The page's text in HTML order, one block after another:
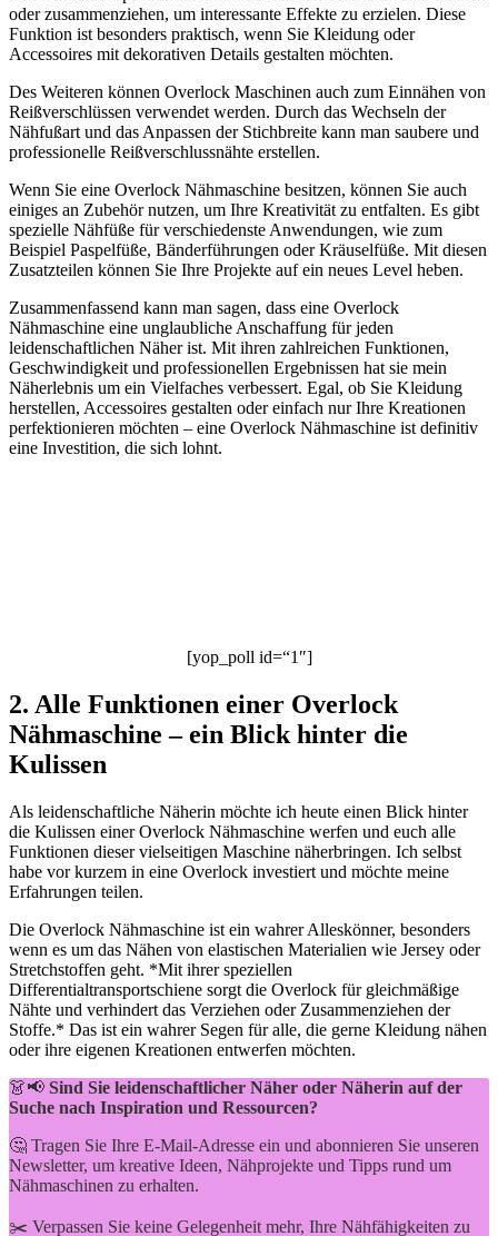
oder zusammenziehen, um interessante Effekte zu erzielen. Diese
Funktion ist besonders praktisch, wenn Sie Kleidung oder
Accessoires mit dekorativen Details gestalten möchten.
Des Weiteren können Overlock Maschinen auch zum Einnähen von
Reißverschlüssen verwendet werden. Durch das Wechseln der
Nähfußart und das Anpassen der Stichbreite kann man saubere und
professionelle Reißverschlussnähte erstellen.
Wenn Sie eine Overlock Nähmaschine besitzen, können Sie auch
einiges an Zubehör nutzen, um Ihre Kreativität zu entfalten. Es gibt
spezielle Nähfüße für verschiedenste Anwendungen, wie zum
Beispiel Paspelfüße, Bänderführungen oder Kräuselfüße. Mit diesen
Zusatzteilen können Sie Ihre Projekte auf ein neues Level heben.
Zusammenfassend kann man sagen, dass eine Overlock
Nähmaschine eine unglaubliche Anschaffung für jeden
leidenschaftlichen Näher ist. Mit ihren zahlreichen Funktionen,
Geschwindigkeit und professionellen Ergebnissen hat sie mein
Näherlebnis um ein Vielfaches verbessert. Egal, ob Sie Kleidung
herstellen, Accessoires gestalten oder einfach nur Ihre Kreationen
perfektionieren möchten – eine Overlock Nähmaschine ist definitiv
eine Investition, die sich lohnt.
[yop_poll id=“1″]
2. Alle Funktionen einer Overlock
Nähmaschine – ein Blick hinter die
Kulissen
Als leidenschaftliche Näherin möchte ich heute einen Blick hinter
die Kulissen einer Overlock Nähmaschine werfen und euch alle
Funktionen dieser vielseitigen Maschine näherbringen. Ich selbst
habe vor kurzem in eine Overlock investiert und möchte meine
Erfahrungen teilen.
Die Overlock Nähmaschine ist ein wahrer Alleskönner, besonders
wenn es um das Nähen von elastischen Materialien wie Jersey oder
Stretchstoffen geht. *Mit ihrer speziellen
Differentialtransportschiene sorgt die Overlock für gleichmäßige
Nähte und verhindert das Verziehen oder Zusammenziehen der
Stoffe.* Das ist ein wahrer Segen für alle, die gerne Kleidung nähen
oder ihre eigenen Kreationen entwerfen möchten.
👗📢 Sind Sie leidenschaftlicher Näher oder Näherin auf der
Suche nach Inspiration und Ressourcen?
🤔 Tragen Sie Ihre E-Mail-Adresse ein und abonnieren Sie unseren
Newsletter, um kreative Ideen, Nähprojekte und Tipps rund um
Nähmaschinen zu erhalten.
✂️ Verpassen Sie keine Gelegenheit mehr, Ihre Nähfähigkeiten zu